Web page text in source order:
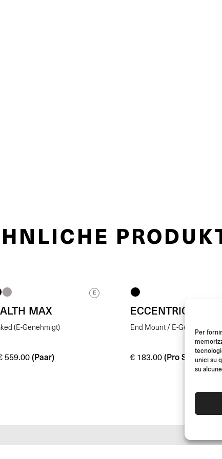
Per
unici su
su
E
MAX
(E-Genehmigt)
559.00 (Paar)
ECCENTRICO
End Mount / E-Genehmigt
€ 183.00 (Pro Stk.)